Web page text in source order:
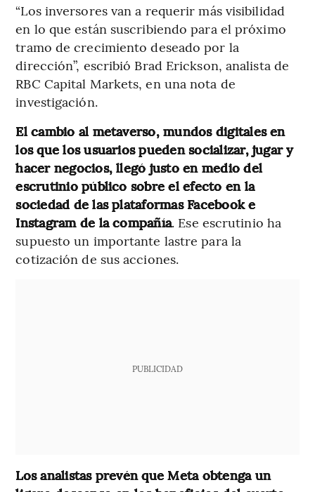
“Los inversores van a requerir más visibilidad
en lo que están suscribiendo para el próximo
tramo de crecimiento deseado por la
dirección”, escribió Brad Erickson, analista de
RBC Capital Markets, en una nota de
investigación.
El cambio al metaverso, mundos digitales en
los que los usuarios pueden socializar, jugar y
hacer negocios, llegó justo en medio del
escrutinio público sobre el efecto en la
sociedad de las plataformas Facebook e
Instagram de la compañía. Ese escrutinio ha
supuesto un importante lastre para la
cotización de sus acciones.
PUBLICIDAD
Los analistas prevén que Meta obtenga un